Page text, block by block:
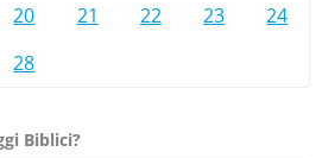
20 21 22 23 24
28
Biblici?